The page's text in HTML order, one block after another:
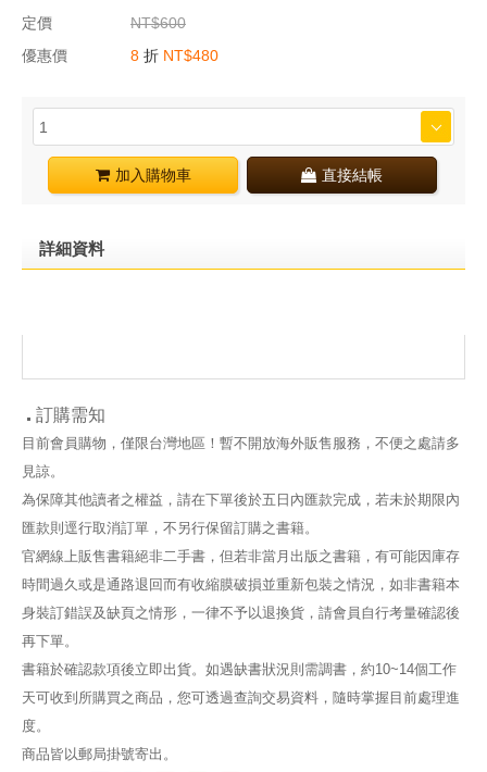
定價
NT$600
優惠價
8 折 NT$480
加入購物車 直接結帳
詳細資料
訂購需知
目前會員購物，僅限台灣地區！暫不開放海外販售服務，不便之處請多
見諒。
為保障其他讀者之權益，請在下單後於五日內匯款完成，若未於期限內
匯款則逕行取消訂單，不另行保留訂購之書籍。
官網線上販售書籍絕非二手書，但若非當月出版之書籍，有可能因庫存
時間過久或是通路退回而有收縮膜破損並重新包裝之情況，如非書籍本
身裝訂錯誤及缺頁之情形，一律不予以退換貨，請會員自行考量確認後
再下單。
書籍於確認款項後立即出貨。如遇缺書狀況則需調書，約10~14個工作
天可收到所購買之商品，您可透過查詢交易資料，隨時掌握目前處理進
度。
商品皆以郵局掛號寄出。